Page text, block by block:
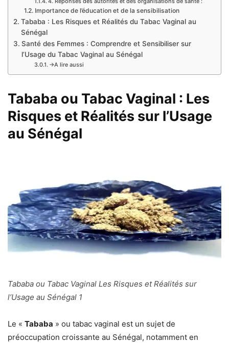
Importance de l’éducation et de la sensibilisation
Tababa : Les Risques et Réalités du Tabac Vaginal au
Sénégal
Santé des Femmes : Comprendre et Sensibiliser sur
l’Usage du Tabac Vaginal au Sénégal
→A lire aussi
Tababa ou Tabac Vaginal : Les
Risques et Réalités sur l’Usage
au Sénégal
Tababa ou Tabac Vaginal Les Risques et Réalités sur
l’Usage au Sénégal 1
Le « Tababa » ou tabac vaginal est un sujet de
préoccupation croissante au Sénégal, notamment en